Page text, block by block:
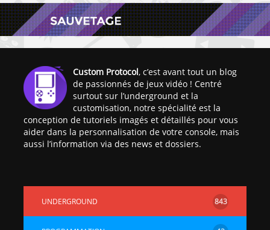
Custom Protocol, c’est avant tout un blog
de passionnés de jeux vidéo ! Centré
surtout sur l’underground et la
customisation, notre spécialité est la
conception de tutoriels imagés et détaillés pour vous
aider dans la personnalisation de votre console, mais
aussi l’information via des news et dossiers.
UNDERGROUND 843